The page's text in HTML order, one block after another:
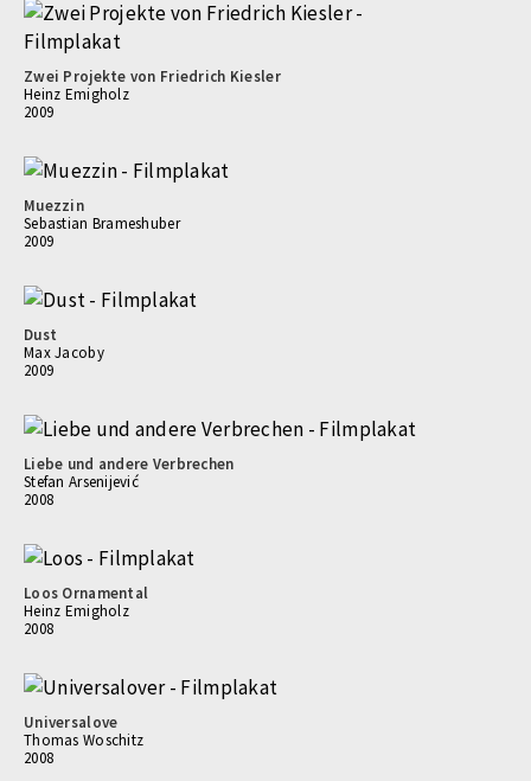
Zwei Projekte von Friedrich Kiesler
Heinz Emigholz
2009
Muezzin
Sebastian Brameshuber
2009
Dust
Max Jacoby
2009
Liebe und andere Verbrechen
Stefan Arsenijević
2008
Loos Ornamental
Heinz Emigholz
2008
Universalove
Thomas Woschitz
2008